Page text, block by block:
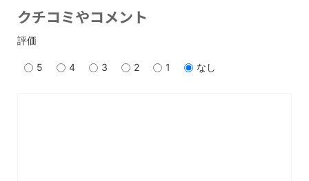
クチコミやコメント
評価
5 4 3 2 1 なし